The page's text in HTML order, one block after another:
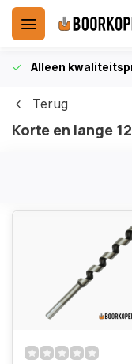
Alleen
Terug
Korte en lange